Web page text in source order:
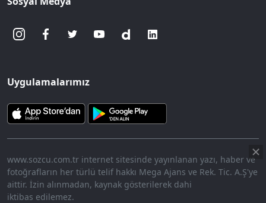
Uygulamalarımız
www.sozcu.com.tr internet sitesinde yayınlanan yazı, haber ve
fotoğrafların her türlü telif hakkı Mega Ajans ve Rek. Tic. A.Ş'ye
aittir. İzin alınmadan, kaynak gösterilerek dahi
iktibas edilemez.